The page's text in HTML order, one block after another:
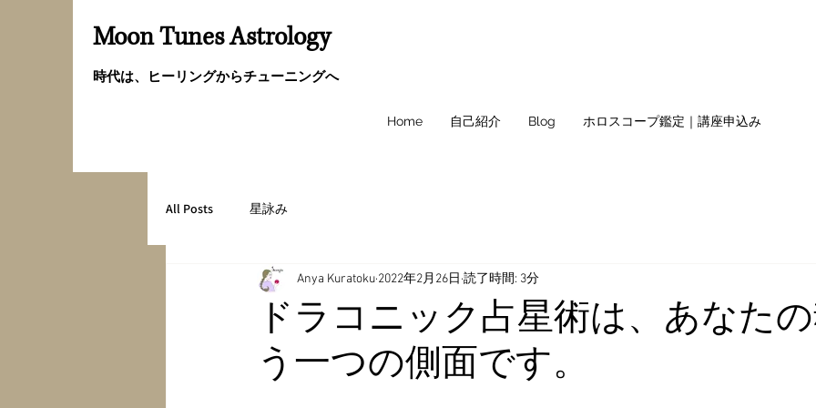
Moon Tunes Astrology
時代は、ヒーリングからチューニングへ
Home 自己紹介 Blog ホロスコープ鑑定｜講座申込み
All Posts 星詠み
ドラコニック占星術は、あなた
う一つの側面です。
Anya Kuratoku 2022年2月26日 読了時間: 3分